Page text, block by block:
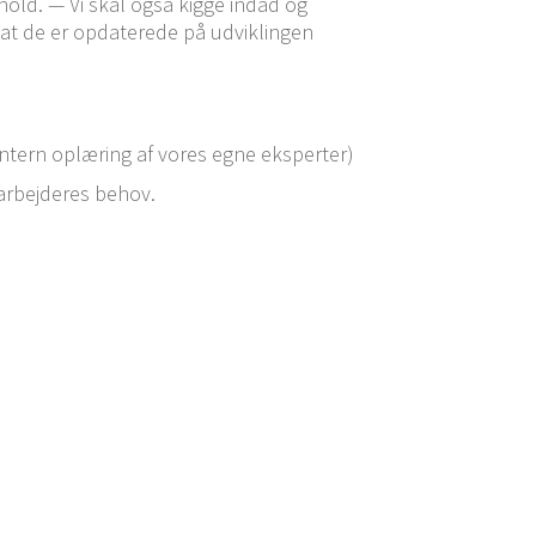
de er opda­te­re­de på udvik­lin­gen
oplæ­ring af vores egne eksperter)
behov.